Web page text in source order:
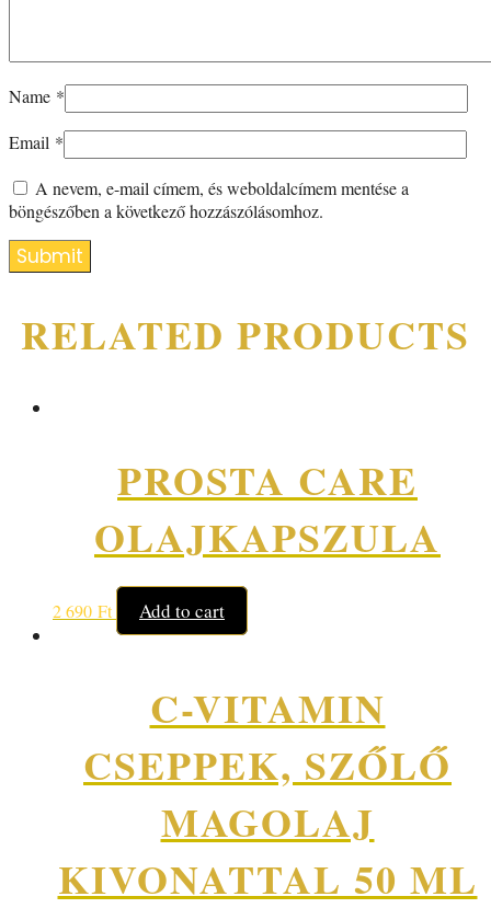
Name *
Email *
A nevem, e-mail címem, és weboldalcímem mentése a
böngészőben a következő hozzászólásomhoz.
RELATED PRODUCTS
PROSTA CARE
OLAJKAPSZULA
2 690 Ft Add to cart
C-VITAMIN
CSEPPEK, SZŐLŐ
MAGOLAJ
KIVONATTAL 50 ML